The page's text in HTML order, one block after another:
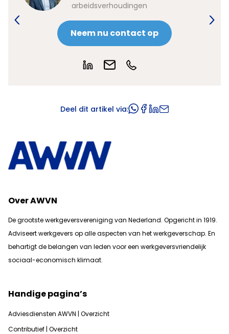
arbeidsverhoudingen
Neem nu contact op
Deel dit artikel via:
Over AWVN
De grootste werkgeversvereniging van Nederland. Opgericht in 1919.
Adviseert werkgevers op alle aspecten van het werkgeverschap. En
behartigt de belangen van leden voor een werkgeversvriendelijk
sociaal-economisch klimaat.
Handige pagina’s
Adviesdiensten AWVN | Overzicht
Contributief | Overzicht